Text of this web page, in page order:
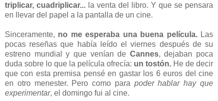
triplicar, cuadriplicar... la venta del libro. Y que se pensara
en llevar del papel a la pantalla de un cine.
Sinceramente, no me esperaba una buena película.Las
pocas reseñas que había leído el viernes después de su
estreno mundial y que venían de Cannes, dejaban poca
duda sobre lo que la película ofrecía: un tostón. He de decir
que con esta premisa pensé en gastar los 6 euros del cine
en otro menester. Pero como para poder hablar hay que
experimentar, el domingo fui al cine.